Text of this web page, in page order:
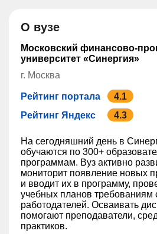
О вузе
Московский финансово-
университет «Синергия»
г. Москва
Рейтинг портала
4.1
Рейтинг Яндекс
4.3
На сегодняшний день в
обучаются по 300+
программам. Вуз активно
мониторит появление новых
и вводит их в программу,
учебных планов
работодателей. Осваивать
помогают преподаватели,
практиков.